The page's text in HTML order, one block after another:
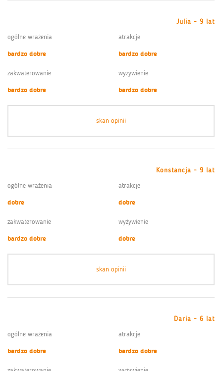
Julia - 9 lat
ogólne wrażenia
bardzo dobre
atrakcje
bardzo dobre
zakwaterowanie
bardzo dobre
wyżywienie
bardzo dobre
skan opinii
Konstancja - 9 lat
ogólne wrażenia
dobre
atrakcje
dobre
zakwaterowanie
bardzo dobre
wyżywienie
dobre
skan opinii
Daria - 6 lat
ogólne wrażenia
bardzo dobre
atrakcje
bardzo dobre